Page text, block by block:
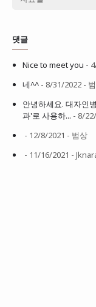
댓글
Nice to meet you -
네^^ - 8/31/2022 -
안녕하세요. 대자인
과'로 사용하... - 8/
- 12/8/2021 - 범상
- 11/16/2021 -